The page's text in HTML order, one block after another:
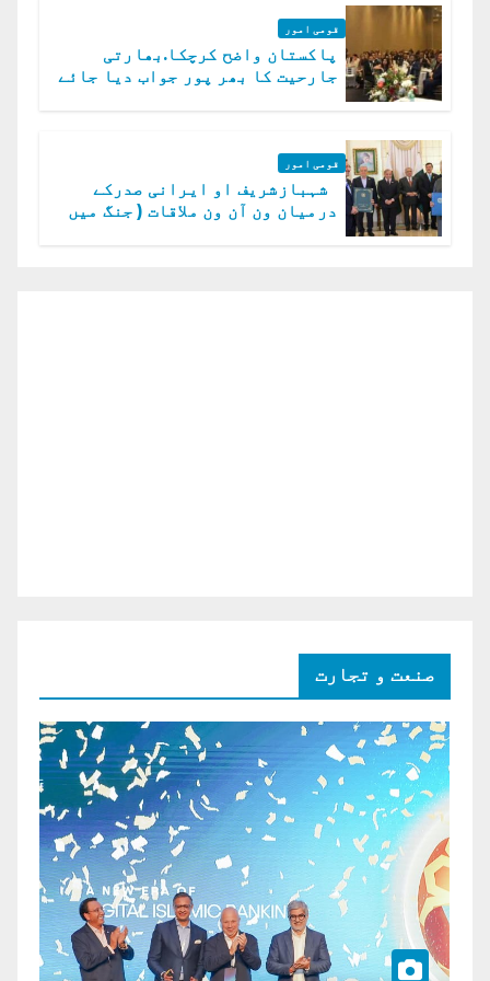
قومی امور
پاکستان واضح کرچکا.بھارتی
جارحیت کا بھر پور جواب دیا جائے
قومی امور
شہبازشریف او ایرانی صدرکے
درمیان ون آن ون ملاقات ( جنگ میں
صنعت و تجارت